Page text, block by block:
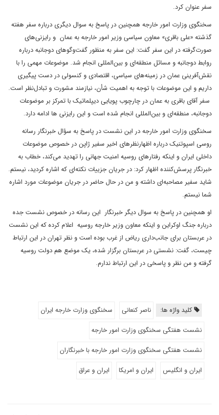
سفر عنوان کرد.
سخنگوی وزارت امور خارجه همچنین در پاسخ به سوال دیگری درباره سفر هفته
گذشته «علی باقری» معاون سیاسی وزیر امور خارجه به عمان و رایزنی‌های
صورت‌گرفته در این سفر گفت: این سفر به منظور گفت‌وگوهای دوجانبه درباره
روابط دوجانبه و مسائل منطقه‌ای و بین‌المللی انجام شد. موضوعات مهمی را با
نقش‌آفرینی عمان در زمینه‌های سیاسی، اقتصادی و کنسولی در دست پیگیری
داریم و این موضوعات با توجه به اهمیت شأن، نیازمند مشورت و تبادل‌نظر است.
سفر آقای باقری به عمان در چارچوب پویایی دیپلماتیک با تمرکز بر موضوعات
دوجانبه، منطقه‌ای و بین‌المللی انجام شده است و این رایزنی ها ادامه دارد.
سخنگوی وزارت امور خارجه در این نشست در پاسخ به سؤال خبرنگار رسانه
روسی اسپوتنیک درباره اظهارنظرهای اخیر سفیر ژاپن در خصوص موضوعات
داخلی ایران و اینکه رفتارهای روسیه امنیت جهانی را تهدید می‌کند، خطاب به
خبرنگار پرسش‌کننده اظهار کرد: در جریان جزییات نکته‌ای که اشاره کردید، نیستم.
شاید سفیر مصاحبه‌ای داشته و من در حال حاضر در جریان موضوعات مورد اشاره
شما نیستم.
او همچنین در پاسخ به سوال دیگر خبرنگار این رسانه در خصوص نشست جده
درباره جنگ اوکراین و اینکه معاون وزیر خارجه روسیه اعلام کرده که این نشست
در عربستان برای جانب‌داری ریاض از غرب بوده است و نظر تهران در این ارتباط
چیست، گفت: نشستی در عربستان برگزار شده، یک موضع هم دولت روسیه
گرفته و من نظر و پاسخی در این ارتباط ندارم.
کلید واژه ها: ناصر کنعانی
سخنگوی وزارت خارجه ایران
نشست هفتگی سخنگوی وزارت امور خارجه
نشست هفتگی سخنگوی وزارت امور خارجه با خبرنگاران
ایران و انگلیس
ایران و امریکا ایران و عراق